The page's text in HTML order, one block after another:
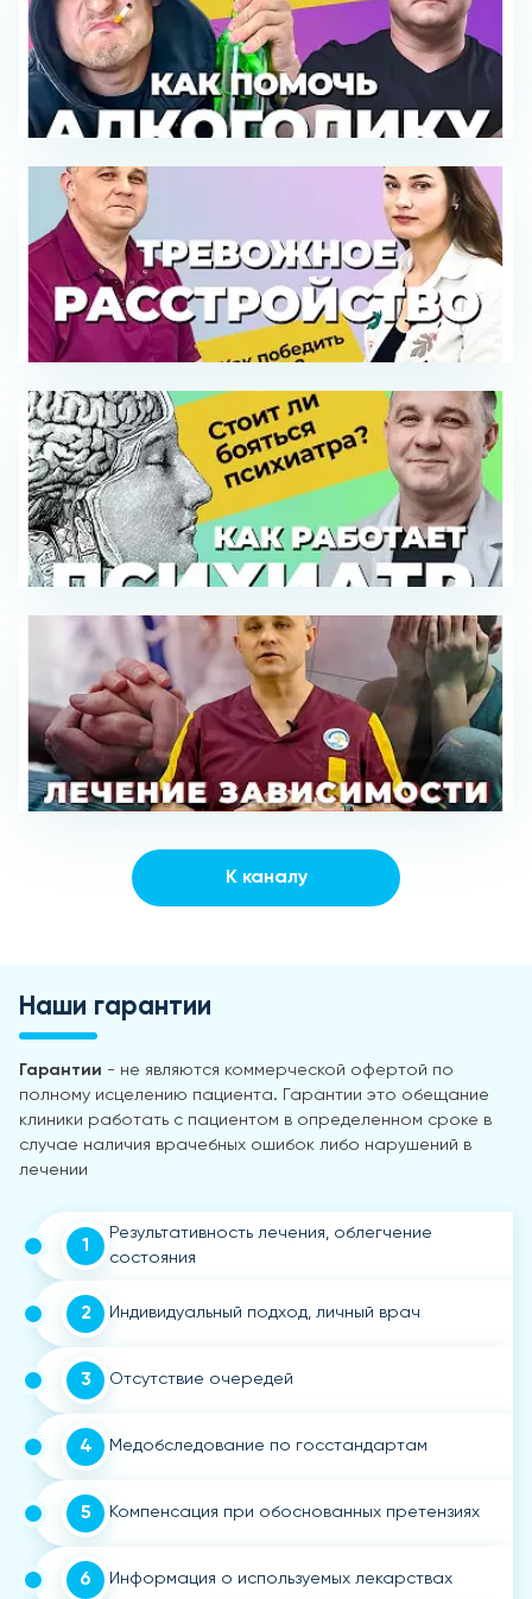
К каналу
Наши гарантии
Гарантии - не являются коммерческой офертой по
полному исцелению пациента. Гарантии это обещание
клиники работать с пациентом в определенном сроке в
случае наличия врачебных ошибок либо нарушений в
лечении
1
Результативность лечения, облегчение
состояния
2 Индивидуальный подход, личный врач
3 Отсутствие очередей
4 Медобследование по госстандартам
5 Компенсация при обоснованных претензиях
6 Информация о используемых лекарствах